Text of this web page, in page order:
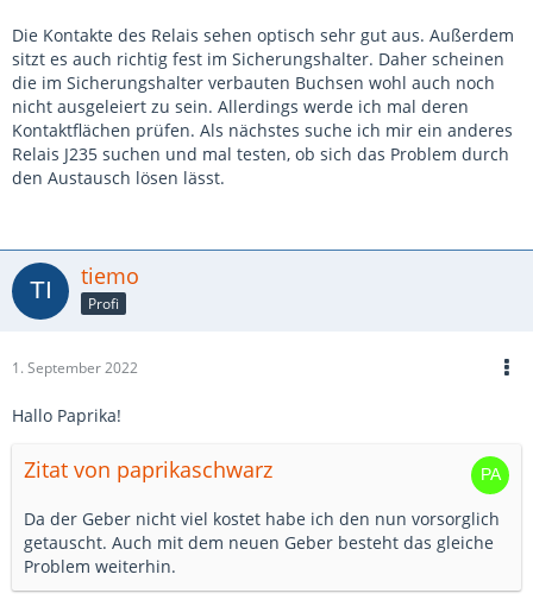
Die Kontakte des Relais sehen optisch sehr gut aus. Außerdem
sitzt es auch richtig fest im Sicherungshalter. Daher scheinen
die im Sicherungshalter verbauten Buchsen wohl auch noch
nicht ausgeleiert zu sein. Allerdings werde ich mal deren
Kontaktflächen prüfen. Als nächstes suche ich mir ein anderes
Relais J235 suchen und mal testen, ob sich das Problem durch
den Austausch lösen lässt.
tiemo
Profi
1. September 2022
Hallo Paprika!
Zitat von paprikaschwarz
Da der Geber nicht viel kostet habe ich den nun vorsorglich
getauscht. Auch mit dem neuen Geber besteht das gleiche
Problem weiterhin.